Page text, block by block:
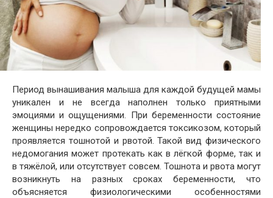
Период вынашивания малыша для каждой будущей мамы
уникален и не всегда наполнен только приятными
эмоциями и ощущениями. При беременности состояние
женщины нередко сопровождается токсикозом, который
проявляется тошнотой и рвотой. Такой вид физического
недомогания может протекать как в лёгкой форме, так и
в тяжёлой, или отсутствует совсем. Тошнота и рвота могут
возникнуть на разных сроках беременности, что
объясняется физиологическими особенностями